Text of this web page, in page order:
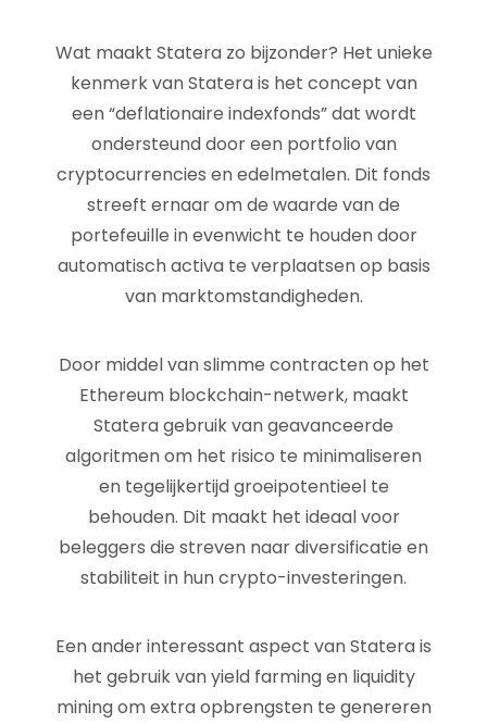
Wat maakt Statera zo bijzonder? Het unieke
kenmerk van Statera is het concept van
een “deflationaire indexfonds” dat wordt
ondersteund door een portfolio van
cryptocurrencies en edelmetalen. Dit fonds
streeft ernaar om de waarde van de
portefeuille in evenwicht te houden door
automatisch activa te verplaatsen op basis
van marktomstandigheden.
Door middel van slimme contracten op het
Ethereum blockchain-netwerk, maakt
Statera gebruik van geavanceerde
algoritmen om het risico te minimaliseren
en tegelijkertijd groeipotentieel te
behouden. Dit maakt het ideaal voor
beleggers die streven naar diversificatie en
stabiliteit in hun crypto-investeringen.
Een ander interessant aspect van Statera is
het gebruik van yield farming en liquidity
mining om extra opbrengsten te genereren